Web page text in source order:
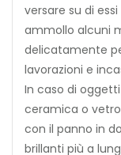
versare su di
ammollo alcuni
delicatamente
lavorazioni e
In caso di
ceramica o
con il panno in
brillanti più a